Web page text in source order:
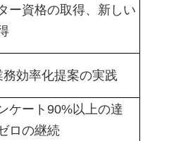
ー資格の取得、新しい
務効率化提案の実践
ケート90%以上の達
ロの継続